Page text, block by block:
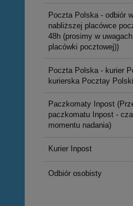
Poczta Polska - odbiór
nabliższej placówce
48h (prosimy w
placówki pocztowej))
Poczta Polska - kurier
kurierska Pocztay
Paczkomaty Inpost
paczkomatu Inpost -
momentu nadania)
Kurier Inpost
Odbiór osobisty